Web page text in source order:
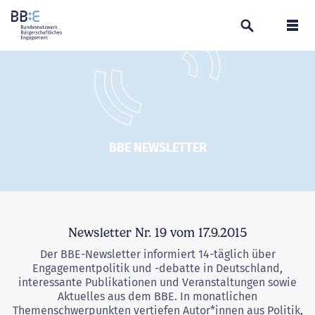
Suchen
BBE NEWSLETTER
Newsletter Nr. 19 vom 17.9.2015
Der BBE-Newsletter informiert 14-täglich über
Engagementpolitik und -debatte in Deutschland,
interessante Publikationen und Veranstaltungen sowie
Aktuelles aus dem BBE. In monatlichen
Themenschwerpunkten vertiefen Autor*innen aus Politik,